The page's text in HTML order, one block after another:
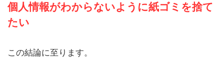
個人情報がわからないように紙ゴミを捨て
たい
この結論に至ります。